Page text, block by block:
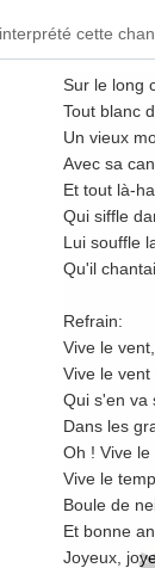
cette
Sur le long
Tout blanc
Un vieux
Avec sa
Et tout là-
Qui siffle
Lui souffle
Qu'il
Refrain:
Vive le
Vive le vent
Qui s'en va
Dans les
Oh ! Vive
Vive le
Boule de
Et bonne
Joyeux,